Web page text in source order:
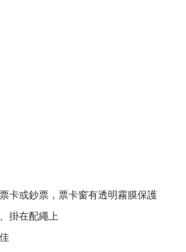
卡或鈔票，票卡窗有透明霧膜保護
掛在配繩上